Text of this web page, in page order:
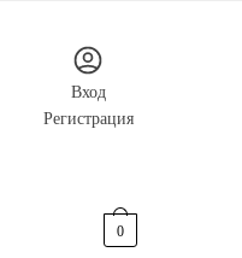
Вход
Регистрация
0